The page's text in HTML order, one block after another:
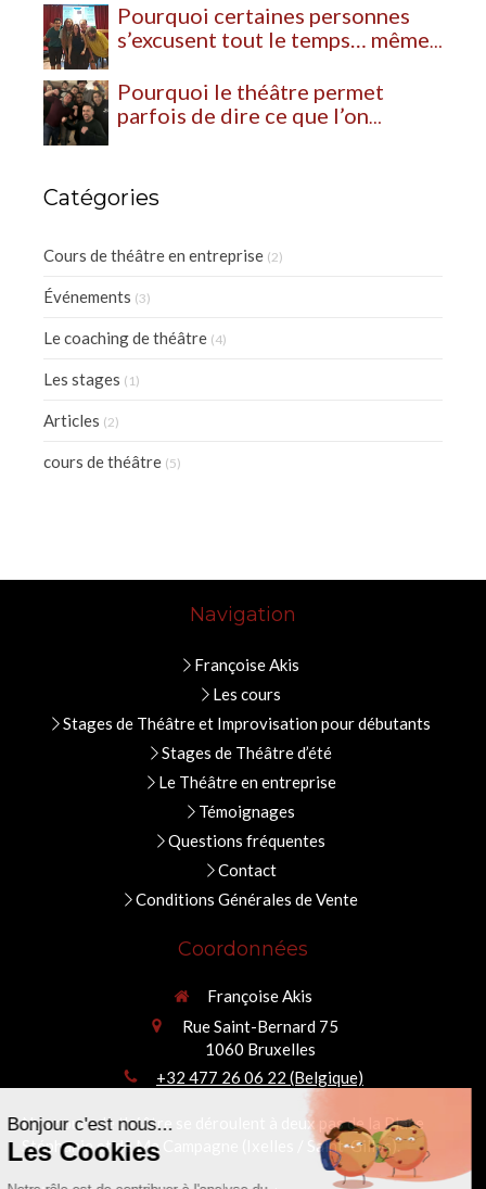
Pourquoi certaines personnes
s’excusent tout le temps… même
Pourquoi le théâtre permet
parfois de dire ce que l’on
Catégories
Cours de théâtre en entreprise (2)
Événements (3)
Le coaching de théâtre (4)
Les stages (1)
Articles (2)
cours de théâtre (5)
Navigation
Françoise Akis
Les cours
Stages de Théâtre et Improvisation pour débutants
Stages de Théâtre d’été
Le Théâtre en entreprise
Témoignages
Questions fréquentes
Contact
Conditions Générales de Vente
Coordonnées
Françoise Akis
Rue Saint-Bernard 75
1060 Bruxelles
+32 477 26 06 22 (Belgique)
Nos cours de théâtre se déroulent à deux pas de la Place
Stéphanie et de Ma Campagne (Ixelles / Saint-Gilles).
Bonjour c'est nous...
Les Cookies